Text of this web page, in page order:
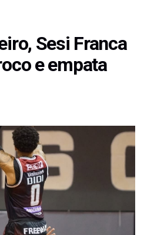
Sesi Franca
e empata